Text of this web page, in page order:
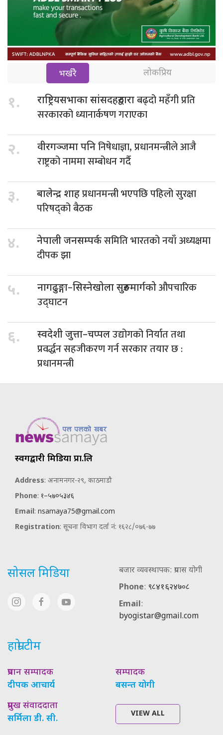
भर्खरै लोकप्रिय
१. राष्ट्रियसभाका सांसदहरुद्वाराबढ्दो महँगी प्रति
सरकारको ध्यानार्कषण गराएका
२. वीरगञ्जमा पनिनिषेधाज्ञा, प्रधानमन्त्रीले आजै
राष्ट्रको नाममा सम्बोधन गर्दै
३. बालेन्द्र शाहप्रधानमन्त्री भएपछि पहिलो सुरक्षा
परिषद्को बैठक
४. नेपाली जनसम्पर्कसमिति भारतको नयाँ अध्यक्षमा
दीपक झा
५. नागढुङ्गा–सिस्नेखोला सुरुङमार्गकोऔपचारिक
उद्घाटन
६. स्वदेशी जुत्ता–चप्पलउद्योगको निर्यात तथा
प्रवर्द्धन सहजीकरण गर्न सरकार तयार छ :
प्रधानमन्त्री
स्वर्गद्वारी मिडिया प्रा.लि
Address: अनामनगर-२९, काठमाडौ
Phone: १–५७०५३४६
Email: nsamaya75@gmail.com
Registration: सूचना विभाग दर्ता नं: १६२८/०७६-७७
सोसल मिडिया
बजार व्यवस्थापक: प्रयास योगी
Phone: ९८४१६२४७०८
Email:
byogistar@gmail.com
हाम्रो टीम
प्रधान सम्पादक
दीपक आचार्य
सम्पादक
बसन्त योगी
प्रमुख संवाददाता
सर्मिला डी. सी.
VIEW ALL